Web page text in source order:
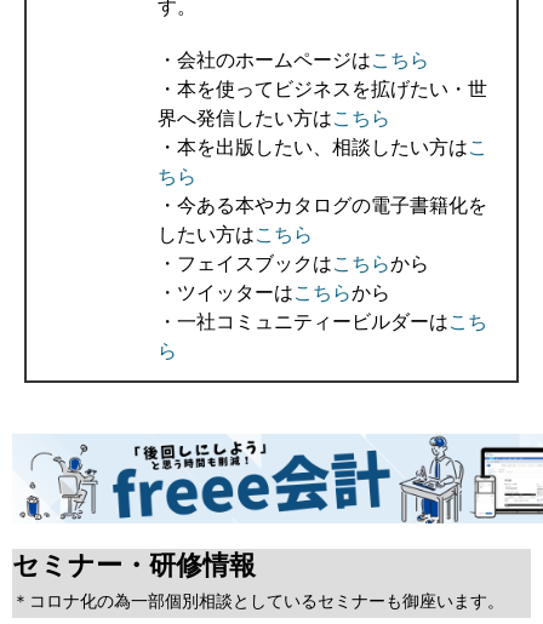
す。
・会社のホームページはこちら
・本を使ってビジネスを拡げたい・世
界へ発信したい方はこちら
・本を出版したい、相談したい方はこ
ちら
・今ある本やカタログの電子書籍化を
したい方はこちら
・フェイスブックはこちらから
・ツイッターはこちらから
・一社コミュニティービルダーはこち
ら
セミナー・研修情報
＊コロナ化の為一部個別相談としているセミナーも御座います。